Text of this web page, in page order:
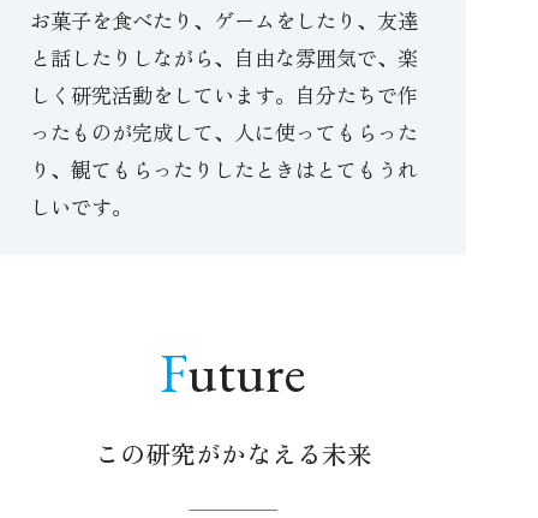
お菓子を食べたり、ゲームをしたり、友達
と話したりしながら、自由な雰囲気で、楽
しく研究活動をしています。自分たちで作
ったものが完成して、人に使ってもらった
り、観てもらったりしたときはとてもうれ
しいです。
Future
この研究がかなえる未来